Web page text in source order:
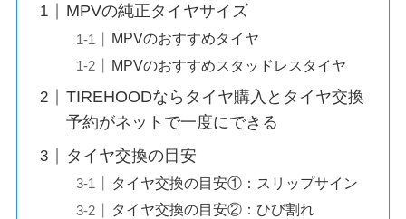
MPVの純正タイヤサイズ
MPVのおすすめタイヤ
MPVのおすすめスタッドレスタイヤ
TIREHOODならタイヤ購入とタイヤ交換
予約がネットで一度にできる
タイヤ交換の目安
タイヤ交換の目安①：スリップサイン
タイヤ交換の目安②：ひび割れ